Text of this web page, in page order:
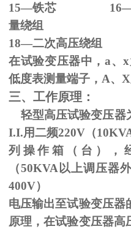
15—铁芯 16
量绕组
18—二次高压绕组
在试验变压器中，a、x
低度表测量端子， A、 X
三、工作原理：
轻型高压试验变压器
I.I.用二频220V （
列操作箱（台），
（50KVA 以上调压器
400V）
电压输出至试验变压器
原理，在试验变压器高